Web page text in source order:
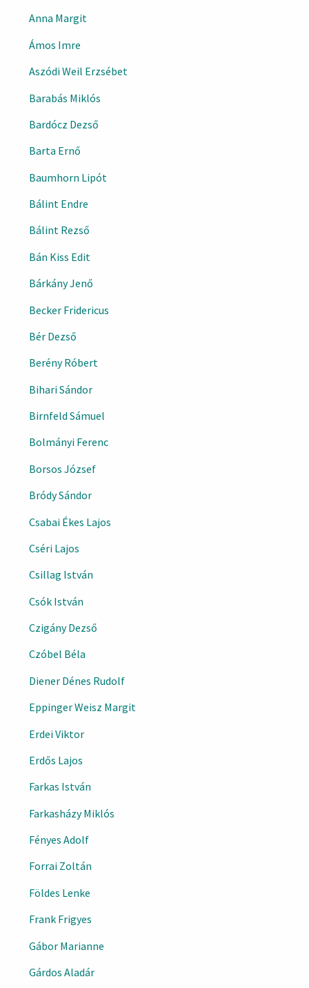
Anna Margit
Ámos Imre
Aszódi Weil Erzsébet
Barabás Miklós
Bardócz Dezső
Barta Ernő
Baumhorn Lipót
Bálint Endre
Bálint Rezső
Bán Kiss Edit
Bárkány Jenő
Becker Fridericus
Bér Dezső
Berény Róbert
Bihari Sándor
Birnfeld Sámuel
Bolmányi Ferenc
Borsos József
Bródy Sándor
Csabai Ékes Lajos
Cséri Lajos
Csillag István
Csók István
Czigány Dezső
Czóbel Béla
Diener Dénes Rudolf
Eppinger Weisz Margit
Erdei Viktor
Erdős Lajos
Farkas István
Farkasházy Miklós
Fényes Adolf
Forrai Zoltán
Földes Lenke
Frank Frigyes
Gábor Marianne
Gárdos Aladár